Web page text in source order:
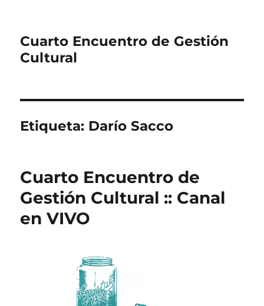
Cuarto Encuentro de Gestión
Cultural
Etiqueta: Darío Sacco
Cuarto Encuentro de
Gestión Cultural :: Canal
en VIVO